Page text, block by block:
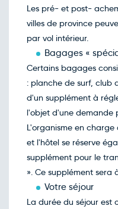
Les pré- et post-
villes de province
par vol intérieur.
Bagages «
Certains bagages
: planche de surf, club
d'un supplément à
l'objet d'une demande
L'organisme en
et l'hôtel se réserve
supplément pour le
». Ce supplément sera
Votre séjour
La durée du séjour est